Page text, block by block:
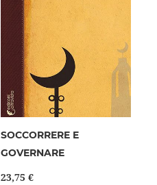
SOCCORRERE E
GOVERNARE
23,75 €